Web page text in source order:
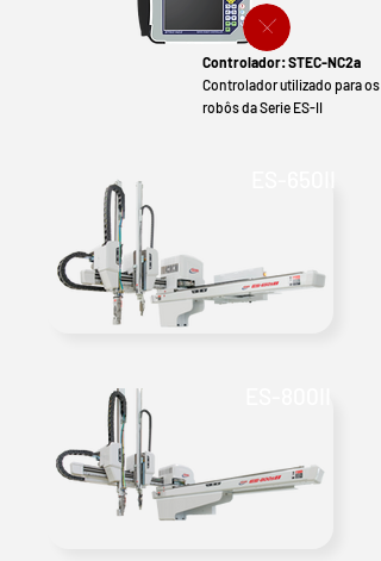
Controlador: STEC-NC2a
Controlador utilizado para os
robôs da Serie ES-II